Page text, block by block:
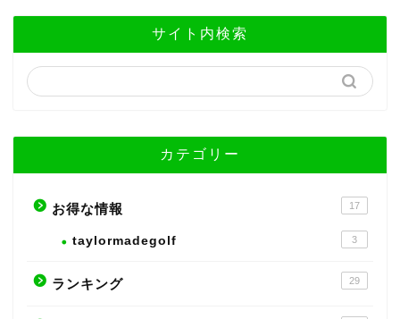
サイト内検索
カテゴリー
お得な情報 17
taylormadegolf 3
ランキング 29